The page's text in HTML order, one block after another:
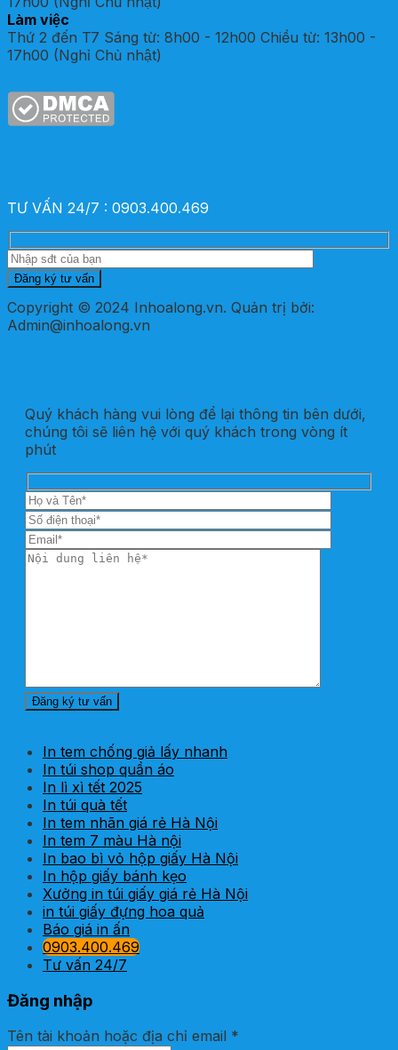
Làm việc
Thứ 2 đến T7 Sáng từ: 8h00 - 12h00 Chiều từ: 13h00 -
17h00 (Nghỉ Chủ nhật)
TƯ VẤN 24/7 : 0903.400.469
Copyright © 2024 Inhoalong.vn. Quản trị bởi:
Admin@inhoalong.vn
Quý khách hàng vui lòng để lại thông tin bên dưới,
chúng tôi sẽ liên hệ với quý khách trong vòng ít
phút
In tem chống giả lấy nhanh
In túi shop quần áo
In lì xì tết 2025
In túi quà tết
In tem nhãn giá rẻ Hà Nội
In tem 7 màu Hà nội
In bao bì vỏ hộp giấy Hà Nội
In hộp giấy bánh kẹo
Xưởng in túi giấy giá rẻ Hà Nội
in túi giấy đựng hoa quả
Báo giá in ấn
0903.400.469
Tư vấn 24/7
Đăng nhập
Tên tài khoản hoặc địa chỉ email *